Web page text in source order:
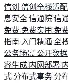
信创 信创全栈适配
息安全 信通院 信
免费 免费实用 免
指南 入门精通 全
公务场景 公开数据
容生成 内网部署
式 分布式事务 分